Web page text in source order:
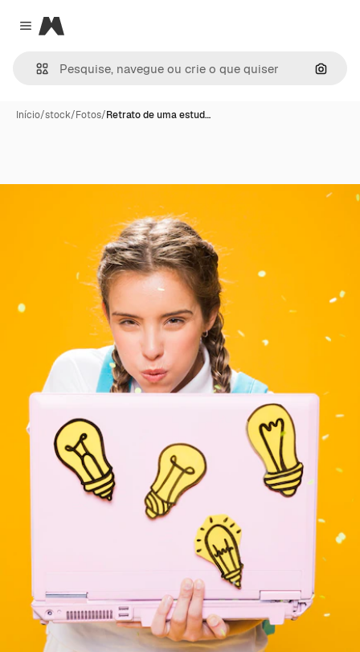
Close menu
Magnific
Início/stock/Fotos/Retrato de uma estud…